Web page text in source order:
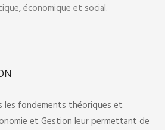
économique et social.
les fondements théoriques et
et Gestion leur permettant de